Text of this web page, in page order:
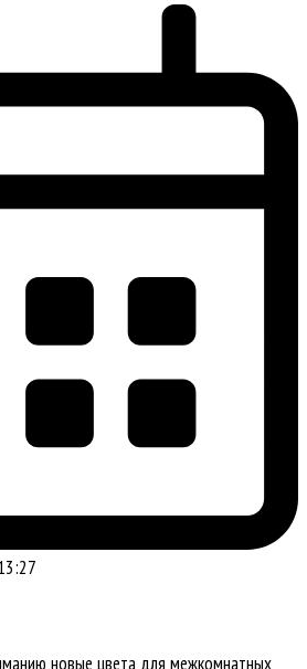
новые цвета для межкомнатных